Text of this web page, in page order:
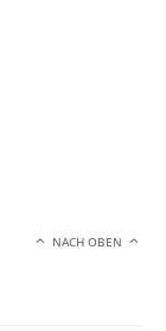
NACH OBEN